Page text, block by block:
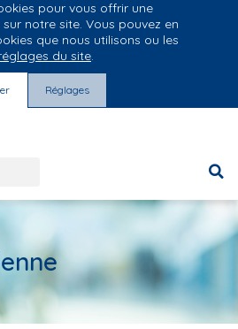
Groupe Vivalto Santé
Entre nous, la vie
pour vous offrir une
notre site. Vous pouvez en
que nous utilisons ou les
du site.
Réglages